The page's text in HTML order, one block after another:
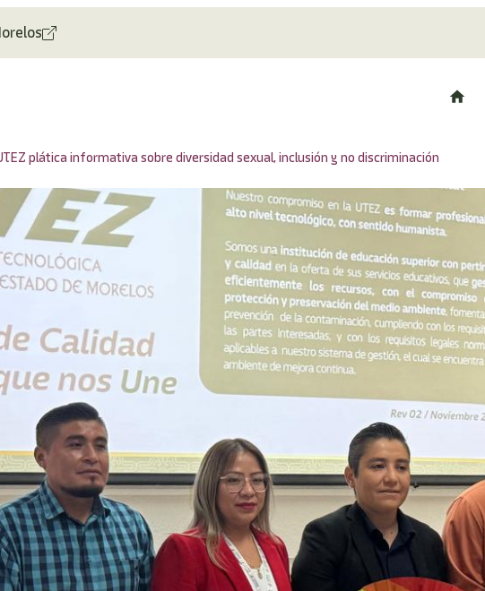
plática informativa sobre diversidad sexual, inclusión y no discriminación